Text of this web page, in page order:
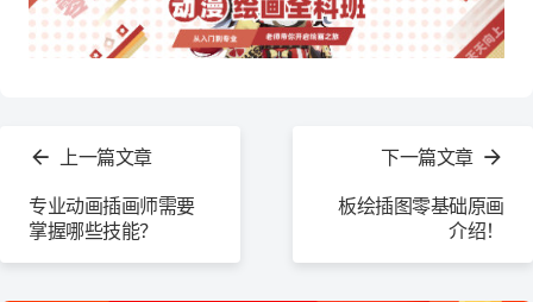
上一篇文章
专业动画插画师需要
掌握哪些技能？
下一篇文章
板绘插图零基础原画
介绍！